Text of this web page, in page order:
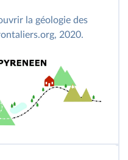
la géologie des
2020.